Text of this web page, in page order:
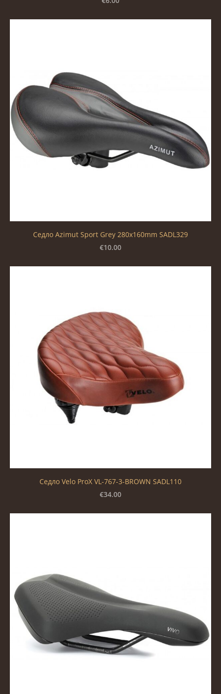
Седло Azimut Sport Grey 280x160mm SADL329
€10.00
Седло Velo ProX VL-767-3-BROWN SADL110
€34.00